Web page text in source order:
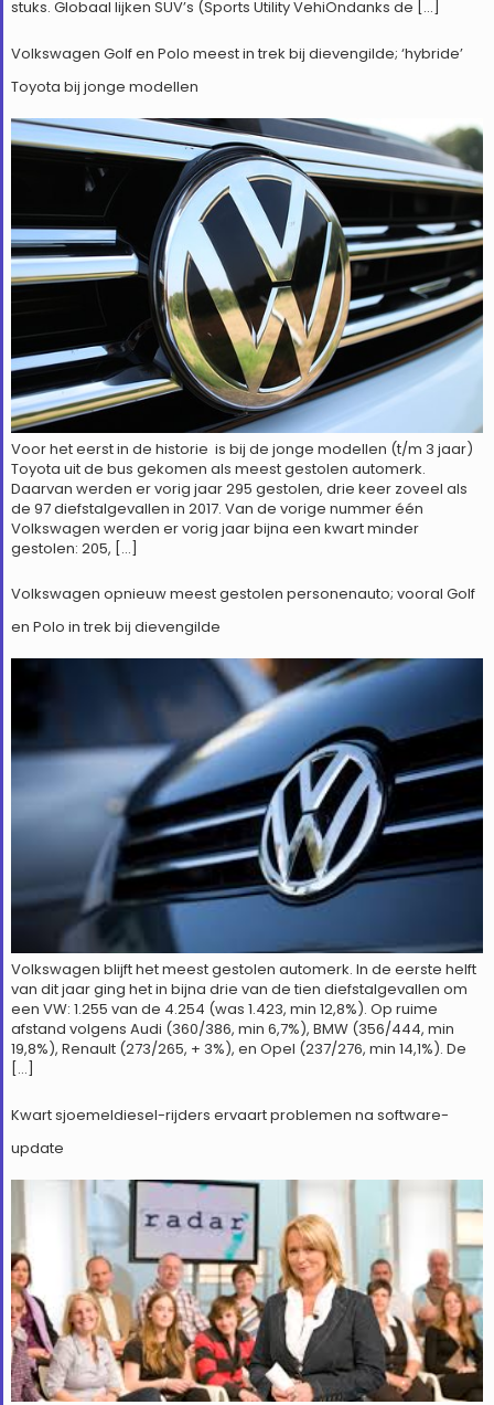
stuks. Globaal lijken SUV’s (Sports Utility VehiOndanks de […]
Volkswagen Golf en Polo meest in trek bij dievengilde; ‘hybride’
Toyota bij jonge modellen
Voor het eerst in de historie is bij de jonge modellen (t/m 3 jaar)
Toyota uit de bus gekomen als meest gestolen automerk.
Daarvan werden er vorig jaar 295 gestolen, drie keer zoveel als
de 97 diefstalgevallen in 2017. Van de vorige nummer één
Volkswagen werden er vorig jaar bijna een kwart minder
gestolen: 205, […]
Volkswagen opnieuw meest gestolen personenauto; vooral Golf
en Polo in trek bij dievengilde
Volkswagen blijft het meest gestolen automerk. In de eerste helft
van dit jaar ging het in bijna drie van de tien diefstalgevallen om
een VW: 1.255 van de 4.254 (was 1.423, min 12,8%). Op ruime
afstand volgens Audi (360/386, min 6,7%), BMW (356/444, min
19,8%), Renault (273/265, + 3%), en Opel (237/276, min 14,1%). De
[…]
Kwart sjoemeldiesel-rijders ervaart problemen na software-
update